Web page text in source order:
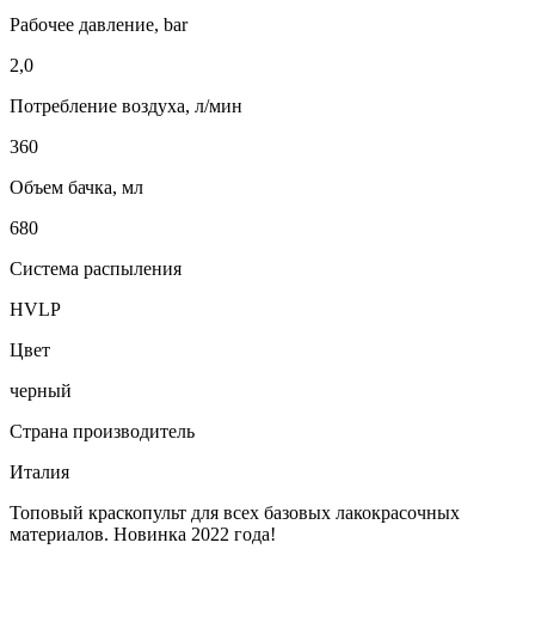
Рабочее давление, bar
2,0
Потребление воздуха, л/мин
360
Объем бачка, мл
680
Система распыления
HVLP
Цвет
черный
Страна производитель
Италия
Топовый краскопульт для всех базовых лакокрасочных
материалов. Новинка 2022 года!